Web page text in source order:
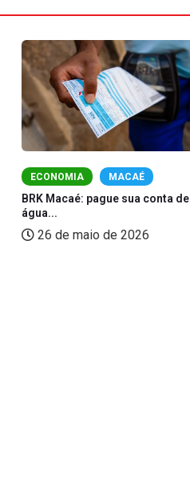
ECONOMIA MACAÉ
BRK Macaé: pague sua conta de
água...
26 de maio de 2026